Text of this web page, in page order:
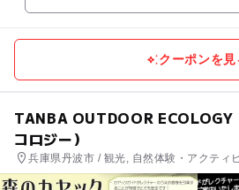
クーポンを見
TANBA OUTDOOR ECOLOGY
コロジー）
兵庫県丹波市 / 観光, 自然体験・アクティ